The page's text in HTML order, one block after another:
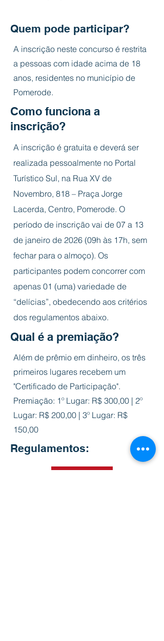
Quem pode participar?
A inscrição neste concurso é restrita
a pessoas com idade acima de 18
anos, residentes no município de
Pomerode.
Como funciona a
inscrição?
A inscrição é gratuita e deverá ser
realizada pessoalmente no Portal
Turístico Sul, na Rua XV de
Novembro, 818 – Praça Jorge
Lacerda, Centro, Pomerode. O
período de inscrição vai de 07 a 13
de janeiro de 2026 (09h às 17h, sem
fechar para o almoço). Os
participantes podem concorrer com
apenas 01 (uma) variedade de
“delícias”, obedecendo aos critérios
dos regulamentos abaixo.
Qual é a premiação?
Além de prêmio em dinheiro, os três
primeiros lugares recebem um
"Certificado de Participação".
Premiação: 1º Lugar: R$ 300,00 | 2º
Lugar: R$ 200,00 | 3º Lugar: R$
150,00
Regulamentos: